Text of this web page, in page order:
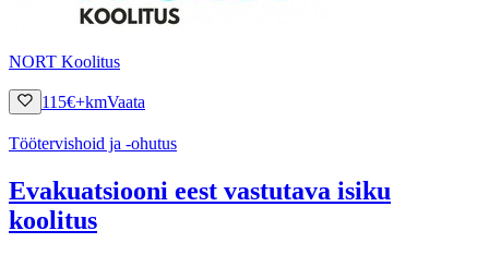
NORT Koolitus
115€+kmVaata
Töötervishoid ja -ohutus
Evakuatsiooni eest vastutava isiku
koolitus